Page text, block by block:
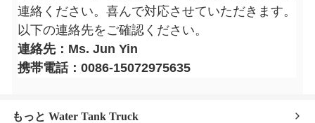
連絡ください。喜んで対応させていただきます。
以下の連絡先をご確認ください。
連絡先：Ms. Jun Yin
携帯電話：0086-15072975635
もっと Water Tank Truck